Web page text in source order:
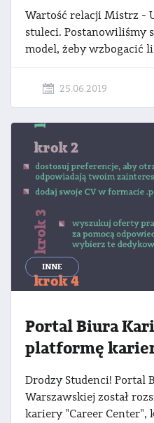
Wartość relacji Mistrz -
stuleci. Postanowiliśmy
25.06.2019
INNE
Portal Biura
Drodzy Studenci! Portal
Warszawskiej został